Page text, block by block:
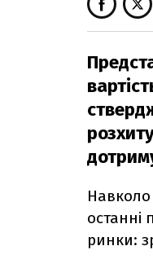
останні
ринки: